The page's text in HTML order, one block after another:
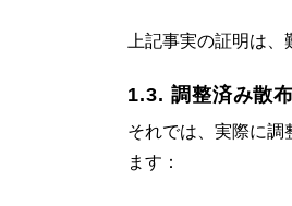
上記事実の証明は、
1.3. 調整済み散
それでは、実際に調
ます：